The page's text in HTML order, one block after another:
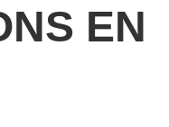
EN